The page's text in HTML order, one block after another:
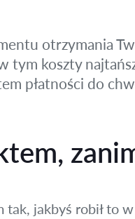
otrzymania
tym koszty
płatności do
jakbyś robił to